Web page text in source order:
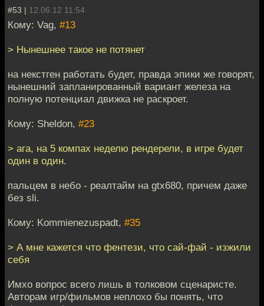
#53 | 12.06.12 11:54
Кому: Vag, #13
> Нынешнее такое не потянет
на некстген работать будет, правда эпики же говорят,
нынешний запланированный вариант железа на
полную потенциал движка не раскроет.
Кому: Sheldon, #23
> ага, на 5 компах неделю рендерели, в игре будет
один в один.
пальцем в небо - реалтайм на gtx680, причем даже
без sli.
Кому: Kommienezuspadt, #35
> А мне кажется что фентези, что сай-фай - изжили
себя
Имхо вопрос всего лишь в толковом сценаристе.
Авторам игр/фильмов неплохо бы понять, что